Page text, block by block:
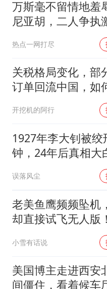
乐
万斯毫不留情地羞
尼亚胡，二人争执
热点一网打尽
关税格局变化，部
订单回流中国，如
特朗普关税政策得
听听
开挖机的阿行
1927年李大钊被绞
钟，24年后真相大
误落风尘
老美鱼鹰频频坠机
却直接试飞无人版
民用旗号暗藏军备
小雪有话说
美国博主走进西安
间僵住，看着候车